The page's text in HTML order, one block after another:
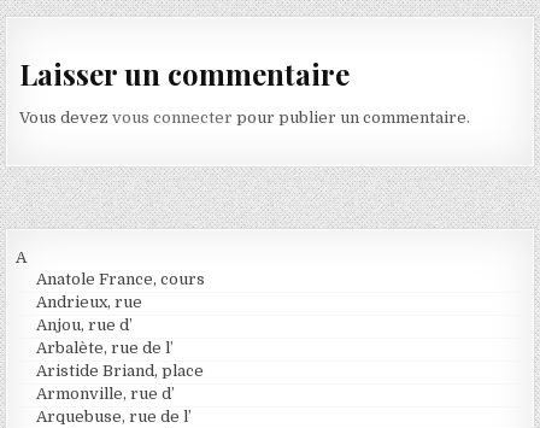
Laisser un commentaire
Vous devezvous connecter pour publier un commentaire.
A
Anatole France, cours
Andrieux, rue
Anjou, rue d’
Arbalète, rue de l’
Aristide Briand, place
Armonville, rue d’
Arquebuse, rue de l’